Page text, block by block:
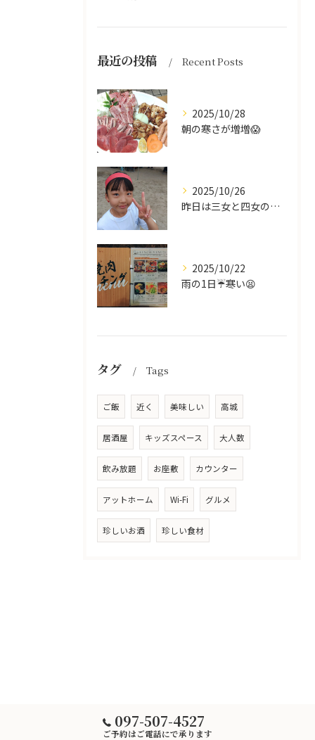
最近の投稿 Recent Posts
2025/10/28
朝の寒さが増増😱
2025/10/26
昨日は三女と四女の運動会🥰
2025/10/22
雨の1日☔寒い😫
タグ Tags
ご飯 近く 美味しい 高城
居酒屋 キッズスペース 大人数
飲み放題 お座敷 カウンター
アットホーム Wi-Fi グルメ
珍しいお酒 珍しい食材
097-507-4527
ご予約はご電話にで承ります